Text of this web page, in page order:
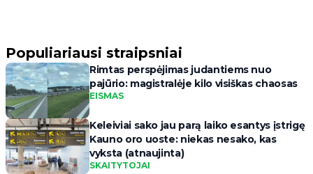
Populiariausi straipsniai
Rimtas perspėjimas judantiems nuo
pajūrio: magistralėje kilo visiškas chaosas
EISMAS
Keleiviai sako jau parą laiko esantys įstrigę
Kauno oro uoste: niekas nesako, kas
vyksta (atnaujinta)
SKAITYTOJAI